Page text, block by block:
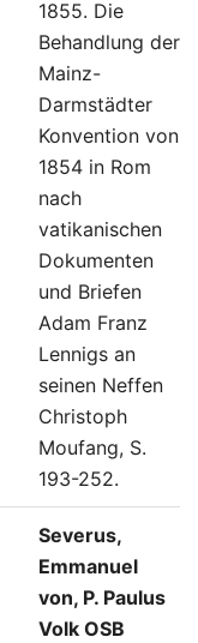
1855. Die
Behandlung der
Mainz-
Darmstädter
Konvention von
1854 in Rom
nach
vatikanischen
Dokumenten
und Briefen
Adam Franz
Lennigs an
seinen Neffen
Christoph
Moufang, S.
193-252.
Severus,
Emmanuel
von, P. Paulus
Volk OSB